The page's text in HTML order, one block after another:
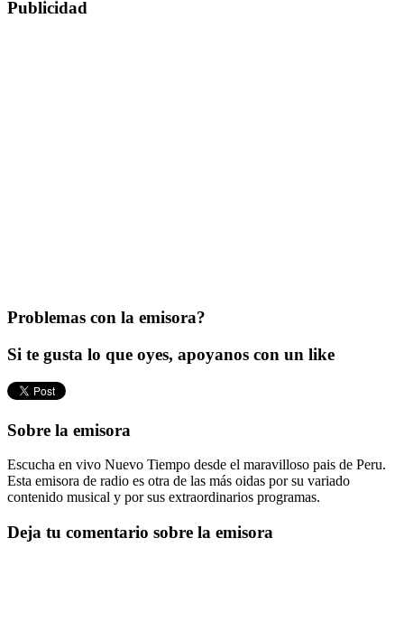
Publicidad
Problemas con la emisora?
Si te gusta lo que oyes, apoyanos con un like
Sobre la emisora
Escucha en vivo Nuevo Tiempo desde el maravilloso pais de Peru.
Esta emisora de radio es otra de las más oidas por su variado
contenido musical y por sus extraordinarios programas.
Deja tu comentario sobre la emisora